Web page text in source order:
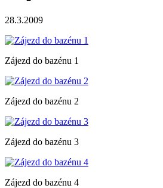
28.3.2009
Zájezd do bazénu 1
Zájezd do bazénu 2
Zájezd do bazénu 3
Zájezd do bazénu 4